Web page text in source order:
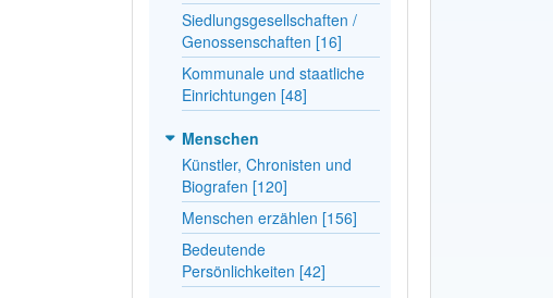
Siedlungsgesellschaften /
Genossenschaften [16]
Kommunale und staatliche
Einrichtungen [48]
Menschen
Künstler, Chronisten und
Biografen [120]
Menschen erzählen [156]
Bedeutende
Persönlichkeiten [42]